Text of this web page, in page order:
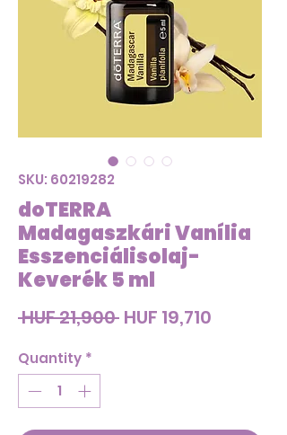
SKU: 60219282
doTERRA
Madagaszkári Vanília
Esszenciálisolaj-
Keverék 5 ml
HUF 21,900 Regular
HUF 19,710
Quantity *